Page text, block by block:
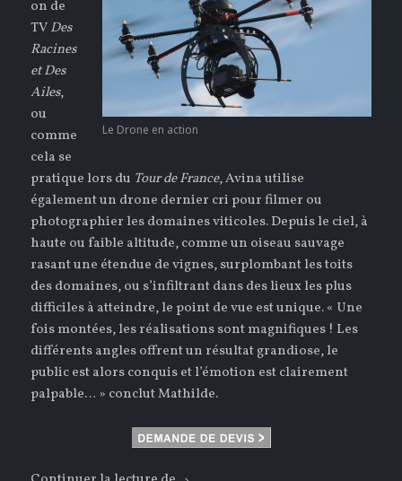
Le Drone en action
on de
TVDes
Racines
et Des
Ailes,
ou
comme
cela se
pratique lors du Tour de France, Avina utilise
également un drone dernier cri pour filmer ou
photographier les domaines viticoles. Depuis le ciel, à
haute ou faible altitude, comme un oiseau sauvage
rasant une étendue de vignes, surplombant les toits
des domaines, ou s’infiltrant dans des lieux les plus
difficiles à atteindre, le point de vue est unique. « Une
fois montées, les réalisations sont magnifiques ! Les
différents angles offrent un résultat grandiose, le
public est alors conquis et l’émotion est clairement
palpable… » conclut Mathilde.